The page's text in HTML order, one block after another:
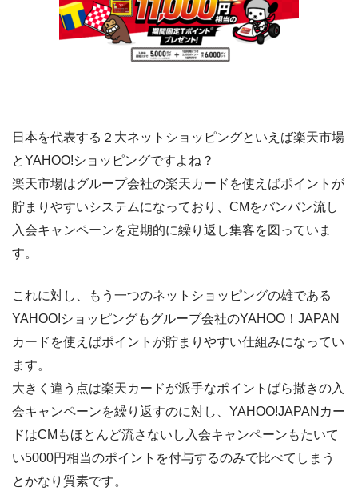
日本を代表する２大ネットショッピングといえば楽天市場
とYAHOO!ショッピングですよね？
楽天市場はグループ会社の楽天カードを使えばポイントが
貯まりやすいシステムになっており、CMをバンバン流し
入会キャンペーンを定期的に繰り返し集客を図っていま
す。
これに対し、もう一つのネットショッピングの雄である
YAHOO!ショッピングもグループ会社のYAHOO！JAPAN
カードを使えばポイントが貯まりやすい仕組みになってい
ます。
大きく違う点は楽天カードが派手なポイントばら撒きの入
会キャンペーンを繰り返すのに対し、YAHOO!JAPANカー
ドはCMもほとんど流さないし入会キャンペーンもたいて
い5000円相当のポイントを付与するのみで比べてしまう
とかなり質素です。